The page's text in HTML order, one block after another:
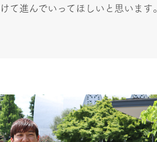
て進んでいってほしいと思います。